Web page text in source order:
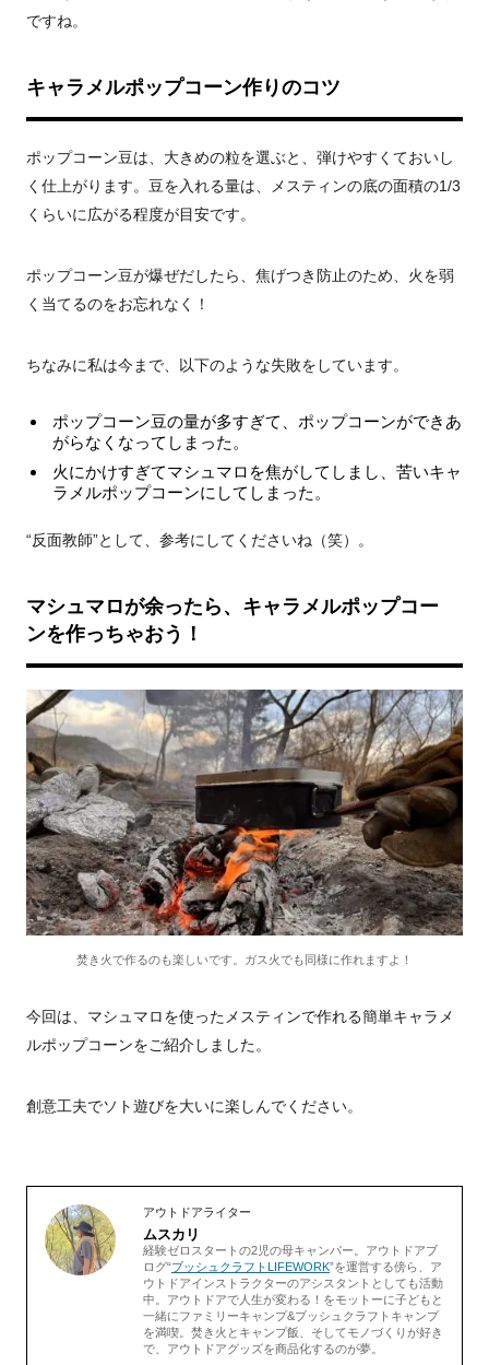
ですね。
キャラメルポップコーン作りのコツ
ポップコーン豆は、大きめの粒を選ぶと、弾けやすくておいし
く仕上がります。豆を入れる量は、メスティンの底の面積の1/3
くらいに広がる程度が目安です。
ポップコーン豆が爆ぜだしたら、焦げつき防止のため、火を弱
く当てるのをお忘れなく！
ちなみに私は今まで、以下のような失敗をしています。
ポップコーン豆の量が多すぎて、ポップコーンができあ
がらなくなってしまった。
火にかけすぎてマシュマロを焦がしてしまし、苦いキャ
ラメルポップコーンにしてしまった。
“反面教師”として、参考にしてくださいね（笑）。
マシュマロが余ったら、キャラメルポップコー
ンを作っちゃおう！
焚き火で作るのも楽しいです。ガス火でも同様に作れますよ！
今回は、マシュマロを使ったメスティンで作れる簡単キャラメ
ルポップコーンをご紹介しました。
創意工夫でソト遊びを大いに楽しんでください。
アウトドアライター
ムスカリ
経験ゼロスタートの2児の母キャンパー。アウトドアブ
ログ“ブッシュクラフトLIFEWORK”を運営する傍ら、ア
ウトドアインストラクターのアシスタントとしても活動
中。アウトドアで人生が変わる！をモットーに子どもと
一緒にファミリーキャンプ&ブッシュクラフトキャンプ
を満喫。焚き火とキャンプ飯、そしてモノづくりが好き
で、アウトドアグッズを商品化するのが夢。